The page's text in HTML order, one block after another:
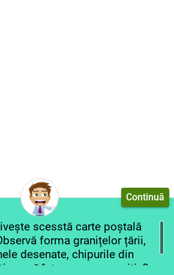
scesstă carte poștală
forma granițelor țării,
desenate, chipurile din
evocă întreaga compoziție?
Continuă